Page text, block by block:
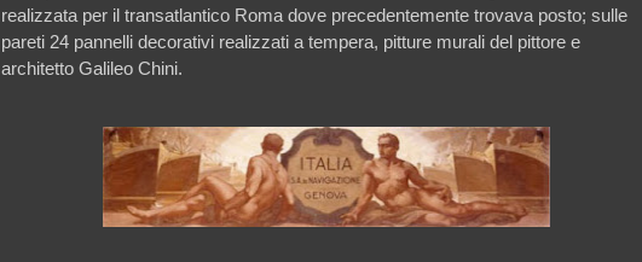
realizzata per il transatlantico Roma dove precedentemente trovava posto; sulle
pareti 24 pannelli decorativi realizzati a tempera, pitture murali del pittore e
architetto Galileo Chini.